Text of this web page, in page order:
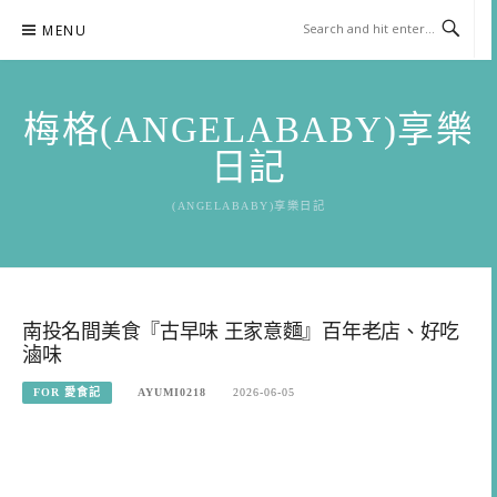
content
MENU
梅格(ANGELABABY)享樂
日記
(ANGELABABY)享樂日記
南投名間美食『古早味 王家意麵』百年老店、好吃
滷味
FOR 愛食記 AYUMI0218 2026-06-05